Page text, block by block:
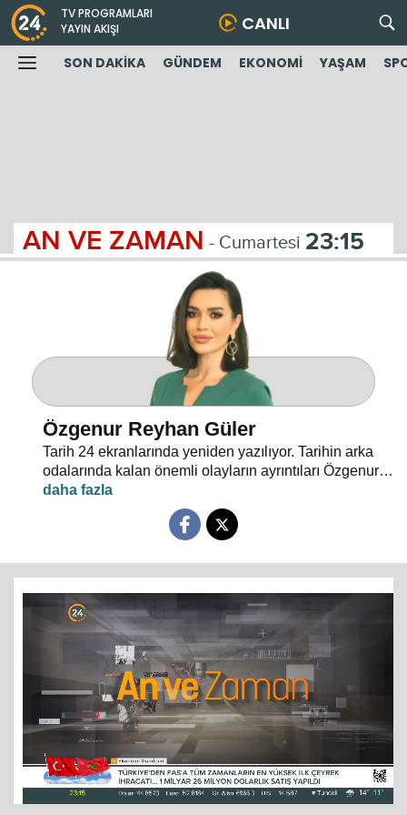
TV PROGRAMLARI
YAYIN AKIŞI
CANLI
SON DAKİKA GÜNDEM EKONOMİ YAŞAM
AN VE ZAMAN - Cumartesi 23:15
Özgenur Reyhan Güler
Tarih 24 ekranlarında yeniden yazılıyor. Tarihin arka
odalarında kalan önemli olayların ayrıntıları Özgenur
Reyhan Güler’in moderatörlüğünde "An ve Zaman"da